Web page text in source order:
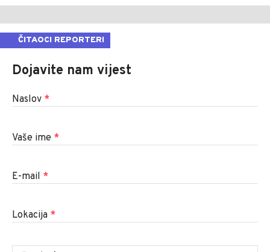
ČITAOCI REPORTERI
Dojavite nam vijest
Naslov *
Vaše ime *
E-mail *
Lokacija *